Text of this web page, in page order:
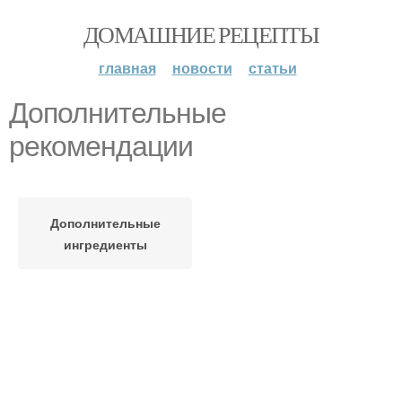
ДОМАШНИЕ РЕЦЕПТЫ
главная новости статьи
Дополнительные
рекомендации
Дополнительные
ингредиенты